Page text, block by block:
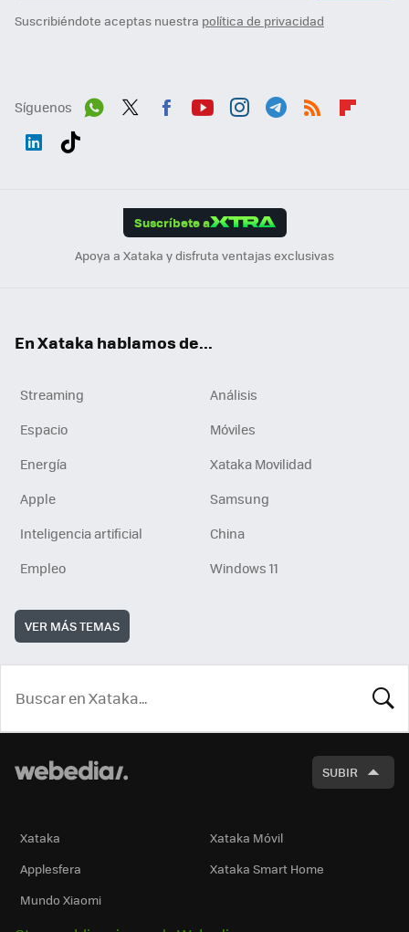
Suscribiéndote aceptas nuestra política de privacidad
Síguenos
Suscríbete a
Apoya a Xataka y disfruta ventajas exclusivas
En Xataka hablamos de...
Streaming
Análisis
Espacio
Móviles
Energía
Xataka Movilidad
Apple
Samsung
Inteligencia artificial
China
Empleo
Windows 11
VER MÁS TEMAS
SUBIR
Xataka
Xataka Móvil
Applesfera
Xataka Smart Home
Mundo Xiaomi